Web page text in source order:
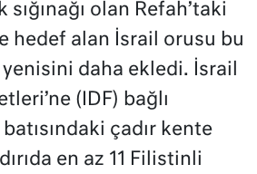
olan Refah’taki
hedef alan İsrail orusu bu
yenisini daha ekledi. İsrail
(IDF) bağlı
çadır kente
en az 11 Filistinli